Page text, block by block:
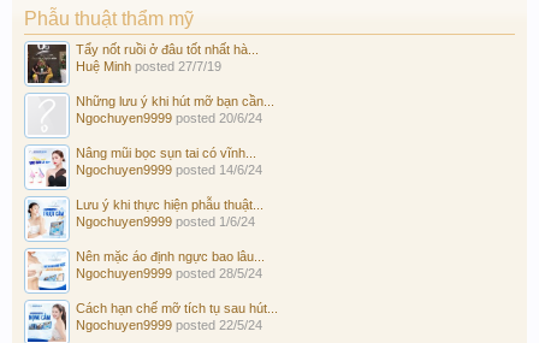
Phẫu thuật thẩm mỹ
Tẩy nốt ruồi ở đâu tốt nhất hà...
Huệ Minh posted 27/7/19
Những lưu ý khi hút mỡ bạn cần...
Ngochuyen9999 posted 20/6/24
Nâng mũi bọc sụn tai có vĩnh...
Ngochuyen9999 posted 14/6/24
Lưu ý khi thực hiện phẫu thuật...
Ngochuyen9999 posted 1/6/24
Nên mặc áo định ngực bao lâu...
Ngochuyen9999 posted 28/5/24
Cách hạn chế mỡ tích tụ sau hút...
Ngochuyen9999 posted 22/5/24